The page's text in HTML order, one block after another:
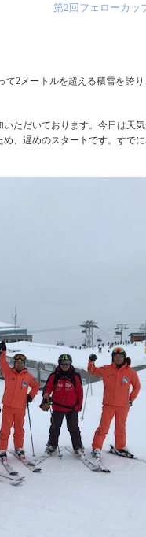
第2回フェローカッ
2メートルを超える積雪を誇
ただいております。今日は天
、遅めのスタートです。すで